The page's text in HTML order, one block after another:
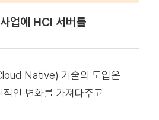
업에 HCI 서버를
Native) 기술의 도입은
인 변화를 가져다주고